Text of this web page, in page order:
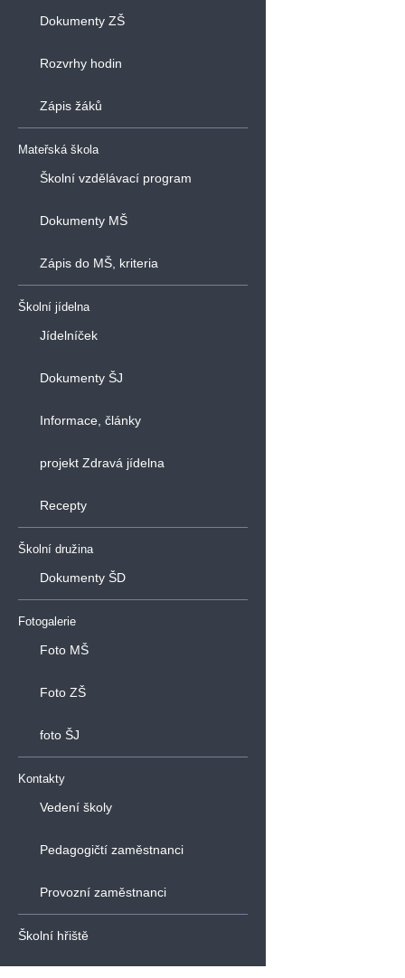
Dokumenty ZŠ
Rozvrhy hodin
Zápis žáků
Mateřská škola
Školní vzdělávací program
Dokumenty MŠ
Zápis do MŠ, kriteria
Školní jídelna
Jídelníček
Dokumenty ŠJ
Informace, články
projekt Zdravá jídelna
Recepty
Školní družina
Dokumenty ŠD
Fotogalerie
Foto MŠ
Foto ZŠ
foto ŠJ
Kontakty
Vedení školy
Pedagogičtí zaměstnanci
Provozní zaměstnanci
Školní hřiště